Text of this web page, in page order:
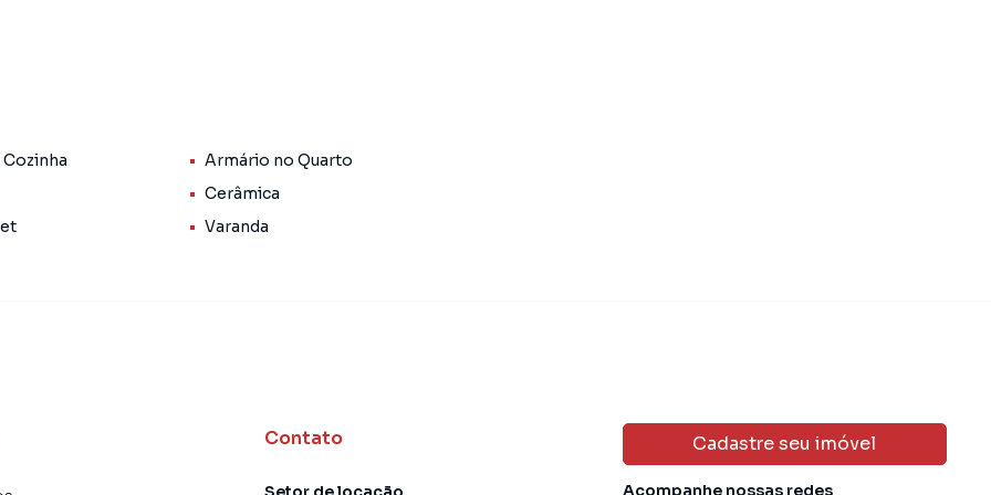
Armário no Quarto
Cerâmica
Varanda
Contato Cadastre seu imóvel
Acompanhe nossas redes